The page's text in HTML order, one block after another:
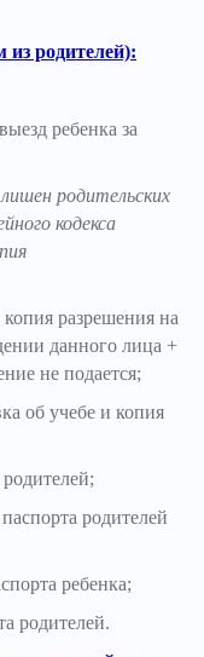
из родителей):
ребенка за
родительских
кодекса
разрешения на
данного лица +
не подается;
об учебе и копия
родителей
ребенка;
родителей.